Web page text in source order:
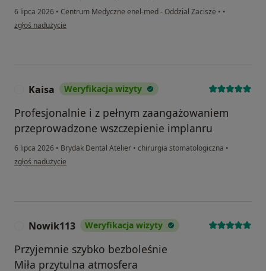
6 lipca 2026 • Centrum Medyczne enel-med - Oddział Zacisze • •
w opinii użytkownika PA
zgłoś nadużycie
Kaisa Weryfikacja wizyty
Profesjonalnie i z pełnym zaangażowaniem
przeprowadzone wszczepienie implanru
6 lipca 2026 • Brydak Dental Atelier • chirurgia stomatologiczna •
w opinii użytkownika Kaisa
zgłoś nadużycie
Nowik113 Weryfikacja wizyty
Przyjemnie szybko bezboleśnie
Miła przytulna atmosfera